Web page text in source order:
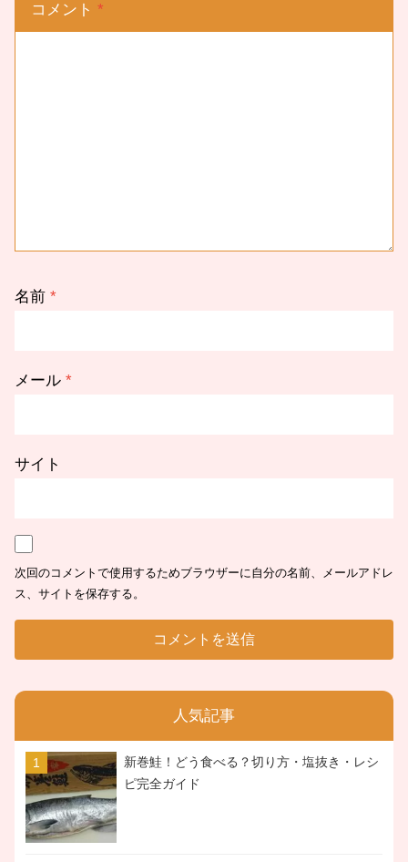
コメント *
名前 *
メール *
サイト
次回のコメントで使用するためブラウザーに自分の名前、メールアドレ
ス、サイトを保存する。
人気記事
新巻鮭！どう食べる？切り方・塩抜き・レシ
ピ完全ガイド